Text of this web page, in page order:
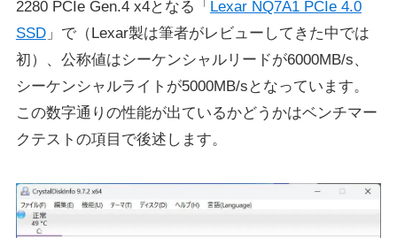
2280 PCIe Gen.4 x4となる「 Lexar NQ7A1 PCIe 4.0
SSD」で（Lexar製は筆者がレビューしてきた中では
初）、公称値はシーケンシャルリードが6000MB/s、
シーケンシャルライトが5000MB/sとなっています。
この数字通りの性能が出ているかどうかはベンチマー
クテストの項目で後述します。